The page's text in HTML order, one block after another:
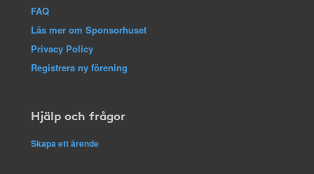
FAQ
Läs mer om Sponsorhuset
Privacy Policy
Registrera ny förening
Hjälp och frågor
Skapa ett ärende